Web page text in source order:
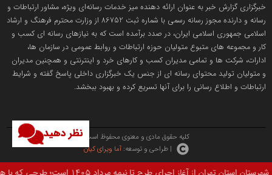
نظر دهید
پایگاه اطلاع رسانی دریا و نفت
تریبون
انتشار گسترده محتوا در رسانه گزارش خبر
محمدعلی کرمعلی
خبرگزاری گزارش خبر به عنوان ارائه دهنده میز خدمات رسانه‌ای ویژه، مشاور ارتباطات و
رسانه و دارنده مجوز رسانه رسمی با شماره ثبت 86752 از وزارت محترم فرهنگ و ارشاد
اسلامی جمهوری اسلامی ایران، در صدد برآمده است که به نیازهای رسانه ای کسب و
کار و مجموعه های متبوع متولیان حوزه ارتباطات و روابط عمومی در سازمان ها،
ادارات، شرکت ها و تمامی مدیران کسب و کارهای خرد و اینترنتی و همچنین مدیران
و متولیان تولید محتوای رسانه ای از جنس یک خبرگزاری داخلی پاسخ گفته و شرایط
ارتباطات و اطلاع رسانی را برای آنها تسریع کرده و بهبود ببخشد.
کلیه حقوق مادی و معنوی محفوظ است.
| طراحی و توسعه: آما ویرای کیان